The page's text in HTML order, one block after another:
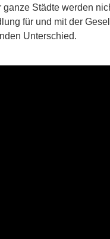
ganze Städte werden
für und mit der
Unterschied.